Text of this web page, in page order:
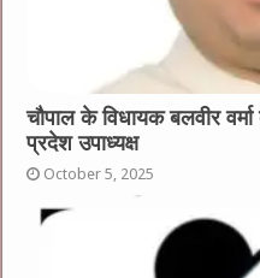
चौपाल के विधायक बलवीर
प्रदेश उपाध्यक्ष
October 5, 2025